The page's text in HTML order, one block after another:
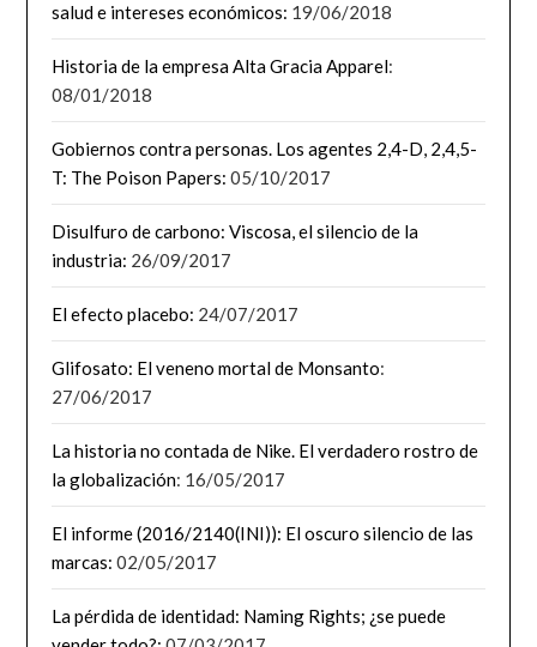
salud e intereses económicos: 19/06/2018
Historia de la empresa Alta Gracia Apparel:
08/01/2018
Gobiernos contra personas. Los agentes 2,4-D, 2,4,5-
T: The Poison Papers: 05/10/2017
Disulfuro de carbono: Viscosa, el silencio de la
industria: 26/09/2017
El efecto placebo: 24/07/2017
Glifosato: El veneno mortal de Monsanto:
27/06/2017
La historia no contada de Nike. El verdadero rostro de
la globalización: 16/05/2017
El informe (2016/2140(INI)): El oscuro silencio de las
marcas: 02/05/2017
La pérdida de identidad: Naming Rights; ¿se puede